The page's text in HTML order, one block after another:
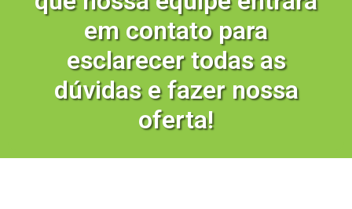
em contato para
esclarecer todas as
dúvidas e fazer nossa
oferta!